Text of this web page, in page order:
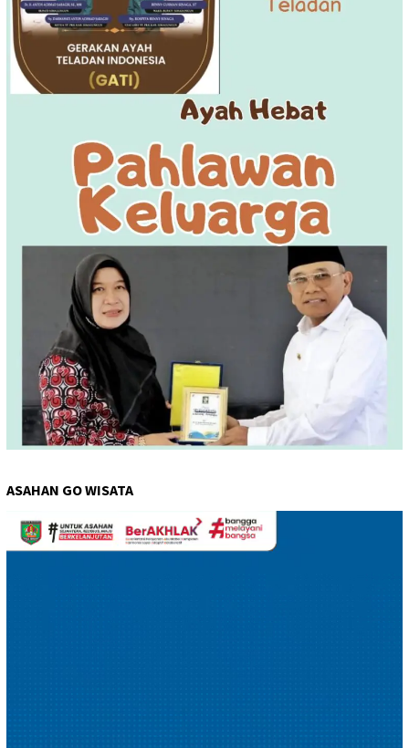
ASAHAN GO WISATA
Pemutar
Video